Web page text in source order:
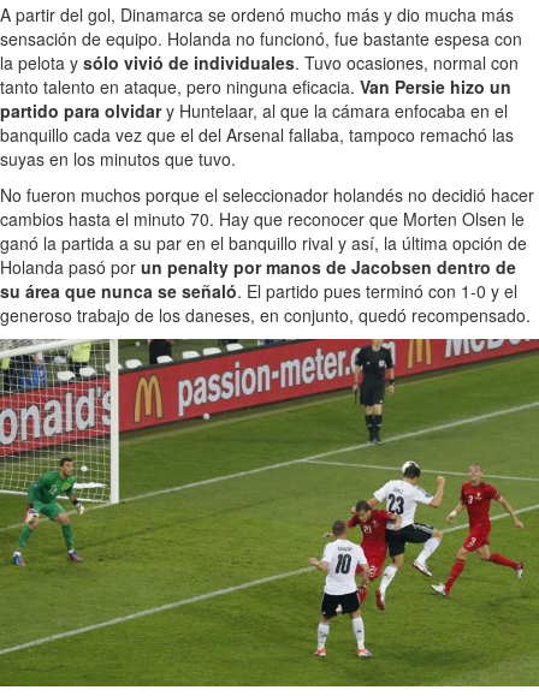
A partir del gol, Dinamarca se ordenó mucho más y dio mucha más
sensación de equipo. Holanda no funcionó, fue bastante espesa con
la pelota y sólo vivió de individuales. Tuvo ocasiones, normal con
tanto talento en ataque, pero ninguna eficacia. Van Persie hizo un
partido para olvidary Huntelaar, al que la cámara enfocaba en el
banquillo cada vez que el del Arsenal fallaba, tampoco remachó las
suyas en los minutos que tuvo.
No fueron muchos porque el seleccionador holandés no decidió hacer
cambios hasta el minuto 70. Hay que reconocer que Morten Olsen le
ganó la partida a su par en el banquillo rival y así, la última opción de
Holanda pasó por un penalty por manos de Jacobsen dentro de
su área que nunca se señaló. El partido pues terminó con 1-0 y el
generoso trabajo de los daneses, en conjunto, quedó recompensado.